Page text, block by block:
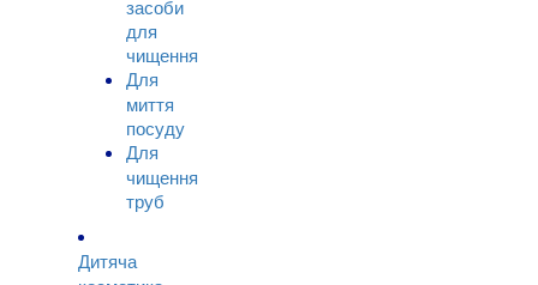
засоби
для
чищення
Для
миття
посуду
Для
чищення
труб
Дитяча